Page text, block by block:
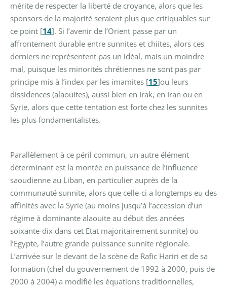
mérite de respecter la liberté de croyance, alors que les
sponsors de la majorité seraient plus que critiquables sur
ce point [14]. Si l’avenir de l’Orient passe par un
affrontement durable entre sunnites et chiites, alors ces
derniers ne représentent pas un idéal, mais un moindre
mal, puisque les minorités chrétiennes ne sont pas par
principe mis à l’index par les imamites [15]ou leurs
dissidences (alaouites), aussi bien en Irak, en Iran ou en
Syrie, alors que cette tentation est forte chez les sunnites
les plus fondamentalistes.
Parallèlement à ce péril commun, un autre élément
déterminant est la montée en puissance de l’influence
saoudienne au Liban, en particulier auprès de la
communauté sunnite, alors que celle-ci a longtemps eu des
affinités avec la Syrie (au moins jusqu’à l’accession d’un
régime à dominante alaouite au début des années
soixante-dix dans cet Etat majoritairement sunnite) ou
l’Egypte, l’autre grande puissance sunnite régionale.
L’arrivée sur le devant de la scène de Rafic Hariri et de sa
formation (chef du gouvernement de 1992 à 2000, puis de
2000 à 2004) a modifié les équations traditionnelles,